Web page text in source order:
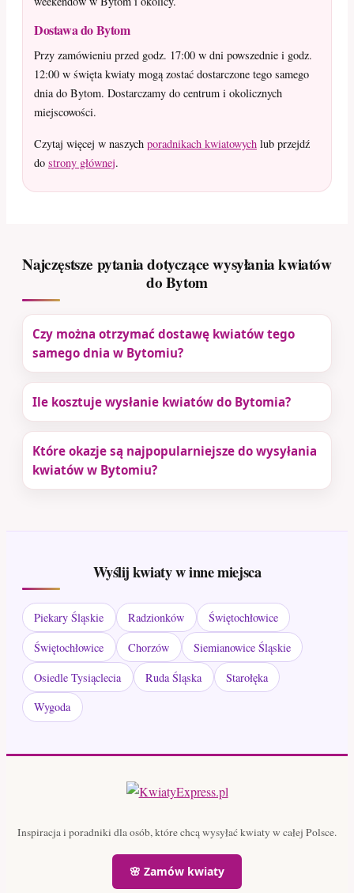
Dostawa do Bytom
Przy zamówieniu przed godz. 17:00 w dni powszednie i godz.
12:00 w święta kwiaty mogą zostać dostarczone tego samego
dnia do Bytom. Dostarczamy do centrum i okolicznych
miejscowości.
Czytaj więcej w naszych poradnikach kwiatowych lub przejdź
do strony głównej.
Najczęstsze pytania dotyczące wysyłania kwiatów
do Bytom
Czy można otrzymać dostawę kwiatów tego
samego dnia w Bytomiu?
Ile kosztuje wysłanie kwiatów do Bytomia?
Które okazje są najpopularniejsze do wysyłania
kwiatów w Bytomiu?
Wyślij kwiaty w inne miejsca
Piekary Śląskie Radzionków
Świętochłowice
Świętochłowice
Chorzów
Siemianowice Śląskie
Osiedle Tysiąclecia
Ruda Śląska
Starołęka
Wygoda
Inspiracja i poradniki dla osób, które chcą wysyłać kwiaty w całej Polsce.
🌸 Zamów kwiaty